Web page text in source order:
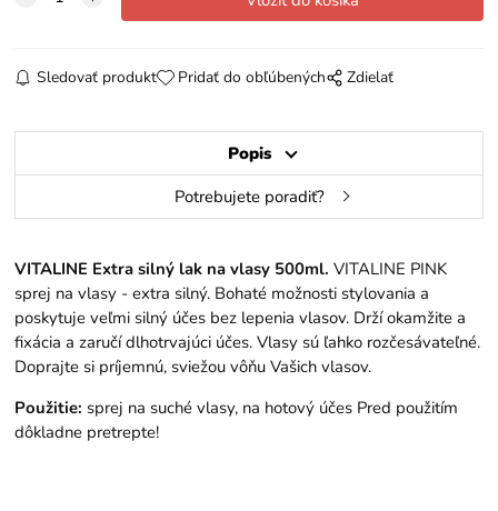
Sledovať produkt Pridať do obľúbených Zdielať
Popis
Potrebujete poradiť?
VITALINE Extra silný lak na vlasy 500ml. VITALINE PINK
sprej na vlasy - extra silný. Bohaté možnosti stylovania a
poskytuje veľmi silný účes bez lepenia vlasov. Drží okamžite a
fixácia a zaručí dlhotrvajúci účes. Vlasy sú ľahko rozčesávateľné.
Doprajte si príjemnú, sviežou vôňu Vašich vlasov.
Použitie: sprej na suché vlasy, na hotový účes Pred použitím
dôkladne pretrepte!